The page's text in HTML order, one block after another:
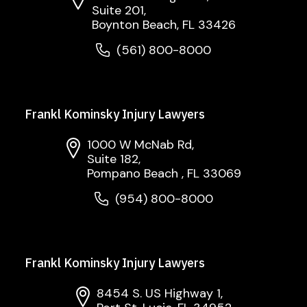
Suite 201,
Boynton Beach, FL 33426
(561) 800-8000
Frankl Kominsky Injury Lawyers
1000 W McNab Rd,
Suite 182,
Pompano Beach , FL 33069
(954) 800-8000
Frankl Kominsky Injury Lawyers
8454 S. US Highway 1,